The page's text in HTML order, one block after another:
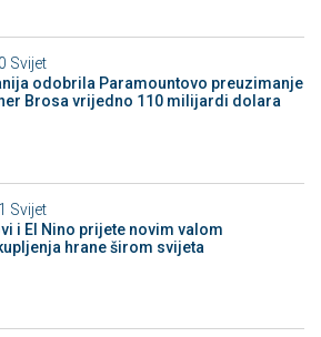
Svijet
odobrila Paramountovo preuzimanje
Brosa vrijedno 110 milijardi dolara
Svijet
i El Nino prijete novim valom
hrane širom svijeta